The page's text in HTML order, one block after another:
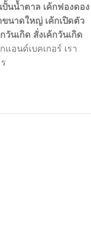
ปั้นน้ำตาล เค้กฟองดอง
ขนาดใหญ่ เค้กเปิดตัว
วันเกิด สั่งเค้กวันเกิด
แอนด์เบคเกอร์ เรา